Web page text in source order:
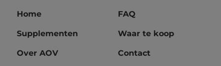
Home
Supplementen
Over AOV
FAQ
Waar te koop
Contact